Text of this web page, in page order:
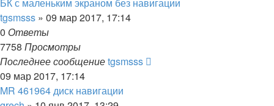
tgsmsss » 09 мар 2017, 17:14
0 Ответы
7758 Просмотры
Последнее сообщениеtgsmsss
09 мар 2017, 17:14
MR 461964 диск навигации